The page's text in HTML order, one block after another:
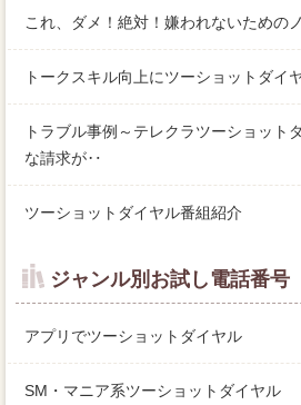
これ、ダメ！絶対！嫌われないための
トークスキル向上にツーショットダイ
トラブル事例～テレクラツーショット
な請求が‥
ツーショットダイヤル番組紹介
ジャンル別お試し電話番号
アプリでツーショットダイヤル
SM・マニア系ツーショットダイヤル